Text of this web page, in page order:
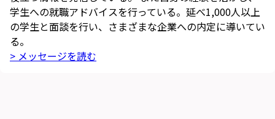
学生への就職アドバイスを行っている。延べ1,000人以上
の学生と面談を行い、さまざまな企業への内定に導いてい
る。
> メッセージを読む